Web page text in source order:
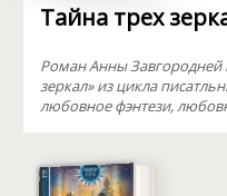
Тайна трех
Роман Анны Завгородней
зеркал» из цикла
любовное фэнтези,